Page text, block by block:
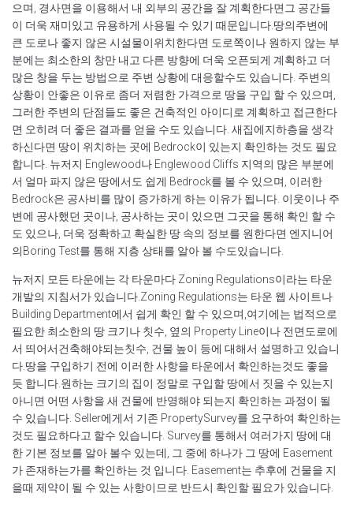
으며, 경사면을 이용해서 내 외부의 공간을 잘 계획한다면그 공간들
이 더욱 재미있고 유용하게 사용될 수 있기 때문입니다.땅의주변에
큰 도로나 좋지 않은 시설물이위치한다면 도로쪽이나 원하지 않는 부
분에는 최소한의 창만 내고 다른 방향에 더욱 오픈되게 계획하고 더
많은 창을 두는 방법으로 주변 상황에 대응할수도 있습니다. 주변의
상황이 안좋은 이유로 좀더 저렴한 가격으로 땅을 구입 할 수 있으며,
그러한 주변의 단점들도 좋은 건축적인 아이디로 계획하고 접근한다
면 오히려 더 좋은 결과를 얻을 수도 있습니다. 새집에지하층을 생각
하신다면 땅이 위치하는 곳에 Bedrock이 있는지 확인하는 것도 필요
합니다. 뉴저지 Englewood나 Englewood Cliffs 지역의 많은 부분에
서 얼마 파지 않은 땅에서도 쉽게 Bedrock를 볼 수 있으며, 이러한
Bedrock은 공사비를 많이 증가하게 하는 이유가 됩니다. 이웃이나 주
변에 공사했던 곳이나, 공사하는 곳이 있으면 그곳을 통해 확인 할 수
도 있으나, 더욱 정확하고 확실한 땅 속의 정보를 원한다면 엔지니어
의Boring Test를 통해 지층 상태를 알아 볼 수도있습니다.
뉴저지 모든 타운에는 각 타운마다 Zoning Regulations이라는 타운
개발의 지침서가 있습니다.Zoning Regulations는 타운 웹 사이트나
Building Department에서 쉽게 확인 할 수 있으며,여기에는 법적으로
필요한 최소한의 땅 크기나 칫수, 옆의 Property Line이나 전면도로에
서 띄어서건축해야되는칫수, 건물 높이 등에 대해서 설명하고 있습니
다.땅을 구입하기 전에 이러한 사항을 타운에서 확인하는것도 좋을
듯 합니다.원하는 크기의 집이 정말로 구입할 땅에서 짓을 수 있는지
아니면 어떤 사항을 새 건물에 반영해야 되는지 확인하는 과정이 될
수 있습니다. Seller에게서 기존 PropertySurvey를 요구하여 확인하는
것도 필요하다고 할수 있습니다. Survey를 통해서 여러가지 땅에 대
한 기본 정보를 알아 볼수 있는데, 그 중에 하나가 그 땅에 Easement
가 존재하는가를 확인하는 것 입니다. Easement는 추후에 건물을 지
을때 제약이 될 수 있는 사항이므로 반드시 확인할 필요가 있습니다.
Name
Password
Remember Me